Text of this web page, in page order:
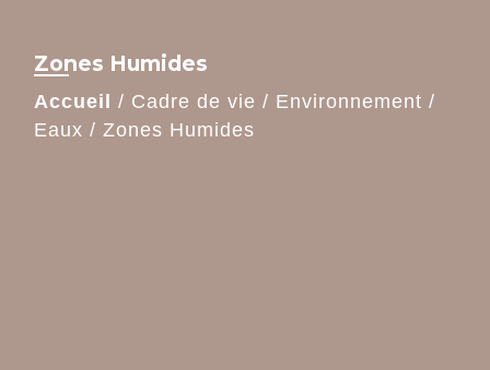
Zones Humides
Accueil / Cadre de vie / Environnement /
Eaux / Zones Humides